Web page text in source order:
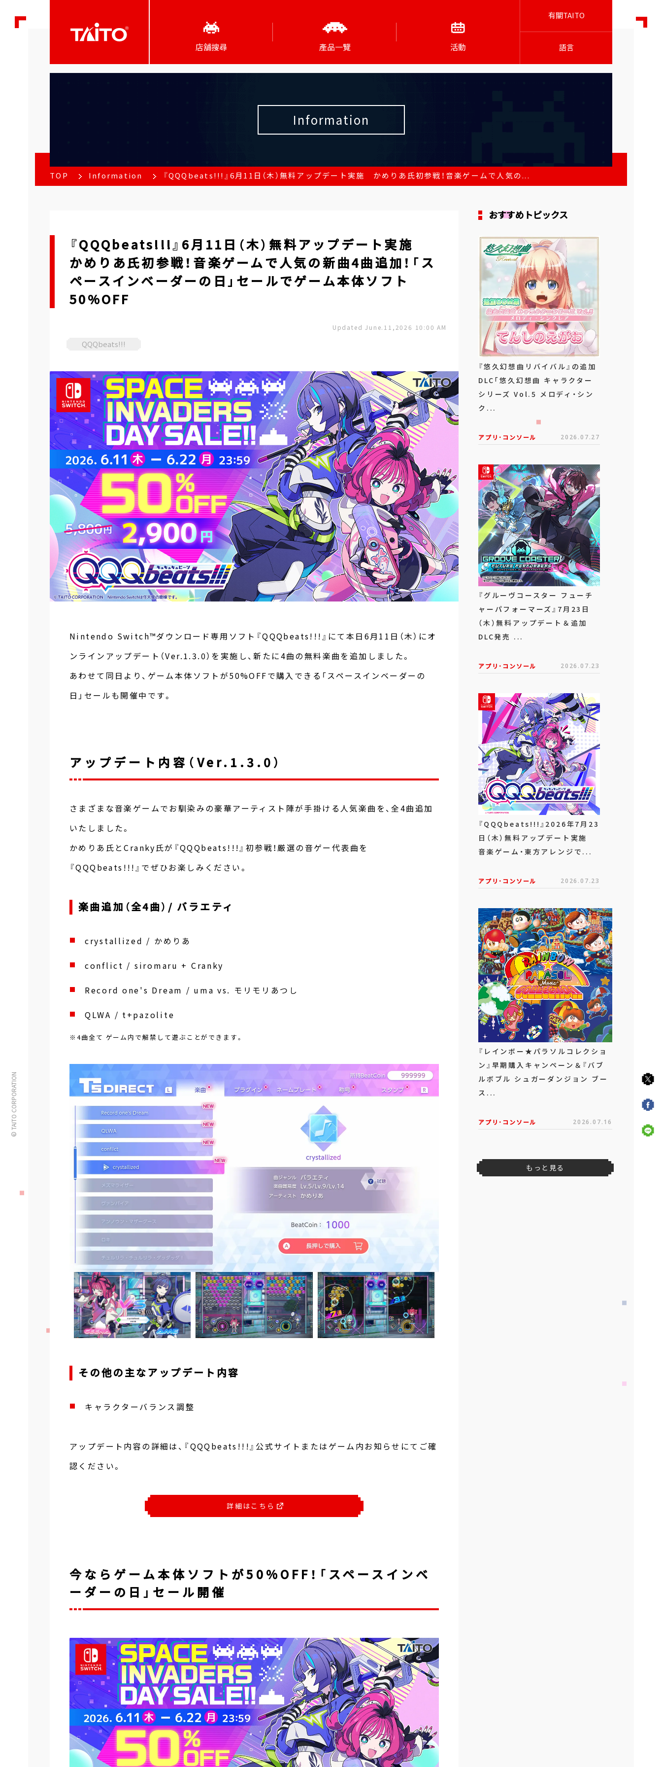
店舖搜尋 產品一覽 活動
有關TAITO
語言
© TAITO CORPORATION
Information
TOP Information 『QQQbeats!!!』6月11日（木）無料アップデート実施 かめりあ氏初参戦！音楽ゲームで人気の...
『QQQbeats!!!』6月11日（木）無料アップデート実施
かめりあ氏初参戦！音楽ゲームで人気の新曲4曲追加！「ス
ペースインベーダーの日」セールでゲーム本体ソフト
50%OFF
Updated June.11,2026 10:00 AM
QQQbeats!!!
Nintendo Switch™ダウンロード専用ソフト『QQQbeats!!!』にて本日6月11日（木）にオ
ンラインアップデート（Ver.1.3.0）を実施し、新たに4曲の無料楽曲を追加しました。
あわせて同日より、ゲーム本体ソフトが50%OFFで購入できる「スペースインベーダーの
日」セールも開催中です。
アップデート内容（Ver.1.3.0）
さまざまな音楽ゲームでお馴染みの豪華アーティスト陣が手掛ける人気楽曲を、全4曲追加
いたしました。
かめりあ氏とCranky氏が『QQQbeats!!!』初参戦！厳選の音ゲー代表曲を
『QQQbeats!!!』でぜひお楽しみください。
楽曲追加（全4曲）/ バラエティ
crystallized / かめりあ
conflict / siromaru + Cranky
Record one's Dream / uma vs. モリモリあつし
QLWA / t+pazolite
※4曲全て ゲーム内で解禁して遊ぶことができます。
その他の主なアップデート内容
キャラクターバランス調整
アップデート内容の詳細は、『QQQbeats!!!』公式サイトまたはゲーム内お知らせにてご確
認ください。
詳細はこちら
今ならゲーム本体ソフトが50%OFF！「スペースインベ
ーダーの日」セール開催
おすすめトピックス
『悠久幻想曲リバイバル』の追加
DLC「悠久幻想曲 キャラクター
シリーズ Vol.5 メロディ・シン
ク...
アプリ･コンソール 2026.07.27
『グルーヴコースター フューチ
ャーパフォーマーズ』7月23日
（木）無料アップデート＆追加
DLC発売 ...
アプリ･コンソール 2026.07.23
『QQQbeats!!!』2026年7月23
日（木）無料アップデート実施
音楽ゲーム・東方アレンジで...
アプリ･コンソール 2026.07.23
『レインボー★パラソルコレクショ
ン』早期購入キャンペーン＆『バブ
ルボブル シュガーダンジョン ブー
ス...
アプリ･コンソール 2026.07.16
もっと見る